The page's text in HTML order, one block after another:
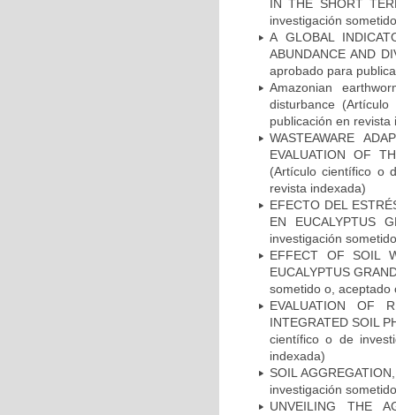
IN THE SHORT
investigación
A GLOBAL
ABUNDANCE AND
aprobado para
Amazonian
disturbance
publicación en revista
WASTEAWARE
EVALUATION OF
(Artículo científico o
revista indexada)
EFECTO DEL
EN EUCALYPTUS
investigación
EFFECT OF SOIL
EUCALYPTUS
sometido o, aceptado
EVALUATION OF
INTEGRATED SOIL
científico o de
indexada)
SOIL
investigación
UNVEILING THE